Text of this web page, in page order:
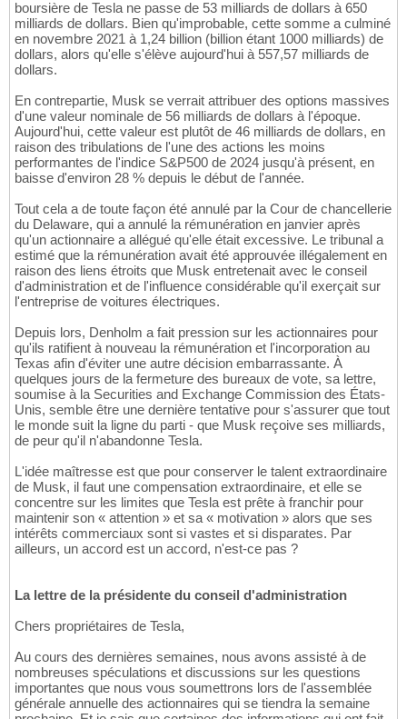
boursière de Tesla ne passe de 53 milliards de dollars à 650
milliards de dollars. Bien qu'improbable, cette somme a culminé
en novembre 2021 à 1,24 billion (billion étant 1000 milliards) de
dollars, alors qu'elle s'élève aujourd'hui à 557,57 milliards de
dollars.
En contrepartie, Musk se verrait attribuer des options massives
d'une valeur nominale de 56 milliards de dollars à l'époque.
Aujourd'hui, cette valeur est plutôt de 46 milliards de dollars, en
raison des tribulations de l'une des actions les moins
performantes de l'indice S&P500 de 2024 jusqu'à présent, en
baisse d'environ 28 % depuis le début de l'année.
Tout cela a de toute façon été annulé par la Cour de chancellerie
du Delaware, qui a annulé la rémunération en janvier après
qu'un actionnaire a allégué qu'elle était excessive. Le tribunal a
estimé que la rémunération avait été approuvée illégalement en
raison des liens étroits que Musk entretenait avec le conseil
d'administration et de l'influence considérable qu'il exerçait sur
l'entreprise de voitures électriques.
Depuis lors, Denholm a fait pression sur les actionnaires pour
qu'ils ratifient à nouveau la rémunération et l'incorporation au
Texas afin d'éviter une autre décision embarrassante. À
quelques jours de la fermeture des bureaux de vote, sa lettre,
soumise à la Securities and Exchange Commission des États-
Unis, semble être une dernière tentative pour s'assurer que tout
le monde suit la ligne du parti - que Musk reçoive ses milliards,
de peur qu'il n'abandonne Tesla.
L'idée maîtresse est que pour conserver le talent extraordinaire
de Musk, il faut une compensation extraordinaire, et elle se
concentre sur les limites que Tesla est prête à franchir pour
maintenir son « attention » et sa « motivation » alors que ses
intérêts commerciaux sont si vastes et si disparates. Par
ailleurs, un accord est un accord, n'est-ce pas ?
La lettre de la présidente du conseil d'administration
Chers propriétaires de Tesla,
Au cours des dernières semaines, nous avons assisté à de
nombreuses spéculations et discussions sur les questions
importantes que nous vous soumettrons lors de l'assemblée
générale annuelle des actionnaires qui se tiendra la semaine